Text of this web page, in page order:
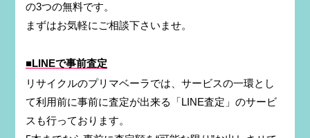
の3つの無料です。
まずはお気軽にご相談下さいませ。
■LINEで事前査定
リサイクルのプリマベーラでは、サービスの一環とし
て利用前に事前に査定が出来る「LINE査定」のサービ
スも行っております。